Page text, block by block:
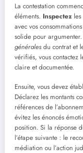
La contestation
éléments. Inspectez
avec vos
solide pour argumenter.
générales du contrat et
vérifiés, vous contactez
claire et documentée.
Ensuite, vous devez
Déclarez les montants
références de
évitez les énoncés
position. Si la réponse
l’étape suivante : le
médiation ou l’action